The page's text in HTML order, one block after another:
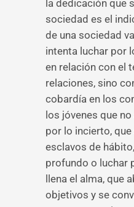
la dedicación que
sociedad es el
de una sociedad
intenta luchar por
en relación con el
relaciones, sino
cobardía en los
los jóvenes que
por lo incierto,
esclavos de
profundo o luchar
llena el alma, que
objetivos y se